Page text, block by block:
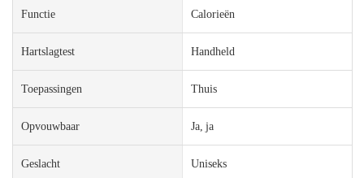
Functie Calorieën
Hartslagtest Handheld
Toepassingen Thuis
Opvouwbaar Ja, ja
Geslacht Uniseks